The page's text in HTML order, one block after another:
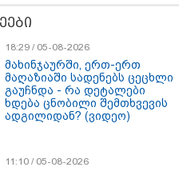
18:29 / 05-08-2026
მახინჯაურში, ერთ-ერთ
მაღაზიაში სადენებს ცეცხლი
გაუჩნდა - რა დეტალები
ხდება ცნობილი შემთხვევის
ადგილიდან? (ვიდეო)
11:10 / 05-08-2026